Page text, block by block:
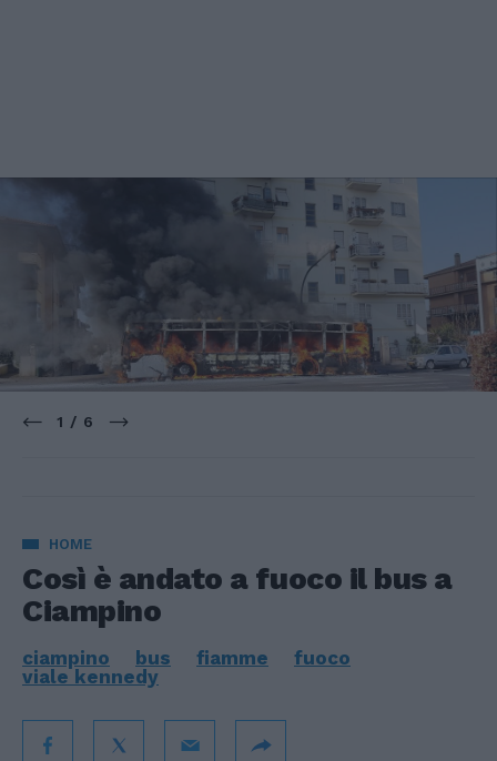
1 / 6
HOME
Così è andato a fuoco il bus a
Ciampino
ciampino bus fiamme
fuoco
viale kennedy